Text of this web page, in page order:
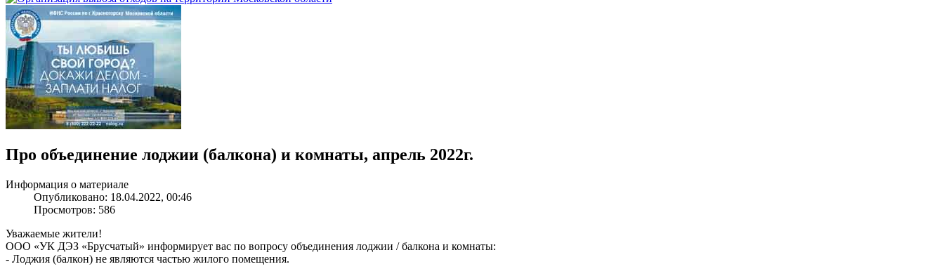
Про объединение лоджии (балкона) и комнаты, апрель 2022г.
Информация о материале
Опубликовано: 18.04.2022, 00:46
Просмотров: 586
Уважаемые жители!
ООО «УК ДЭЗ «Брусчатый» информирует вас по вопросу объединения лоджии / балкона и комнаты:
- Лоджия (балкон) не являются частью жилого помещения.